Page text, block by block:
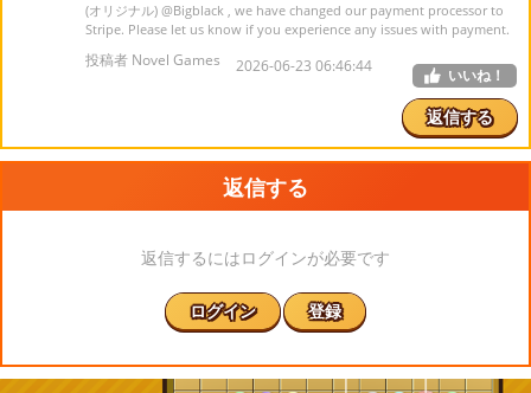
(オリジナル) @Bigblack , we have changed our payment processor to
Stripe. Please let us know if you experience any issues with payment.
投稿者 Novel Games 2026-06-23 06:46:44 いいね！
返信する
返信する
返信するにはログインが必要です
ログイン 登録